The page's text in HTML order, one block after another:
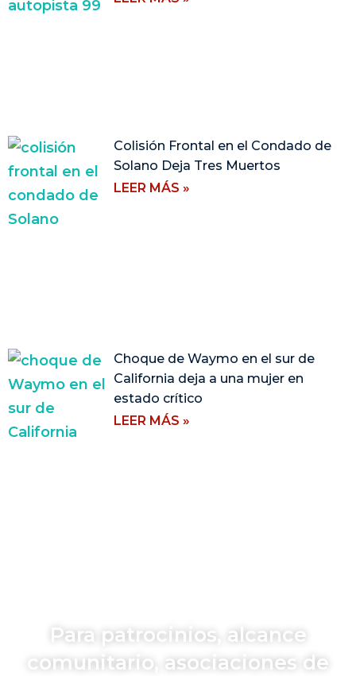
Colisión Frontal en el Condado de
Solano Deja Tres Muertos
LEER MÁS »
Choque de Waymo en el sur de
California deja a una mujer en
estado crítico
LEER MÁS »
Para patrocinios, alcance
comunitario, asociaciones de